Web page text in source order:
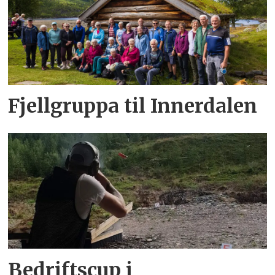
Fjellgruppa til Innerdalen
Bedriftscup i